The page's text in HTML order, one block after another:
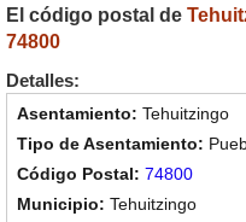
El código postal de
74800
Detalles:
Tehuitzingo
74800
Tehuitzingo